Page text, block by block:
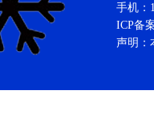
手机：
ICP备
声明：